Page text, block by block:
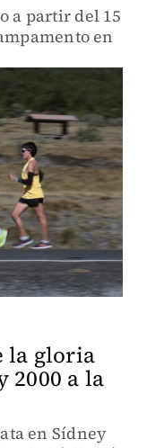
a partir del 15
en
la gloria
2000 a la
en Sídney